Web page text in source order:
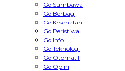
Go Sumbawa
Go Berbagi
Go Kesehatan
Go Peristiwa
Go Info
Go Teknologi
Go Otomatif
Go Opini